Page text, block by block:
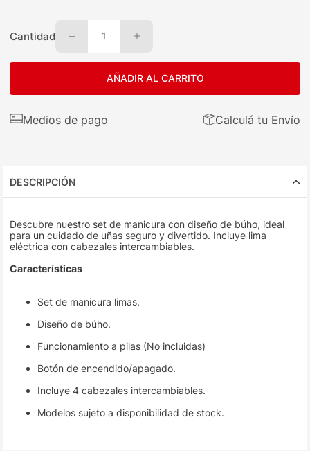
Cantidad 1
AÑADIR AL CARRITO
Medios de pago Calculá tu Envío
DESCRIPCIÓN
Descubre nuestro set de manicura con diseño de búho, ideal
para un cuidado de uñas seguro y divertido. Incluye lima
eléctrica con cabezales intercambiables.
Características
Set de manicura limas.
Diseño de búho.
Funcionamiento a pilas (No incluidas)
Botón de encendido/apagado.
Incluye 4 cabezales intercambiables.
Modelos sujeto a disponibilidad de stock.